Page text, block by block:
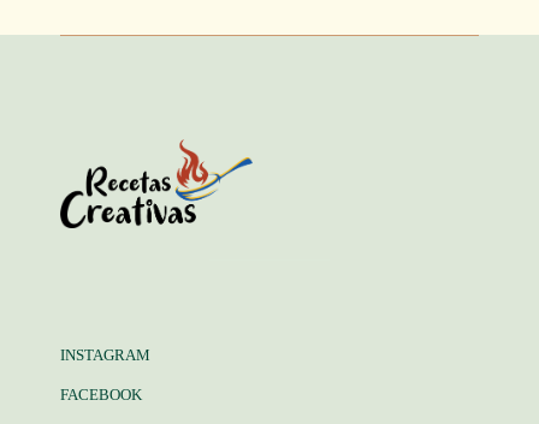
INSTAGRAM
FACEBOOK